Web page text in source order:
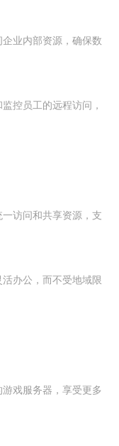
业内部资源，确保数
控员工的远程访问，
访问和共享资源，支
办公，而不受地域限
戏服务器，享受更多